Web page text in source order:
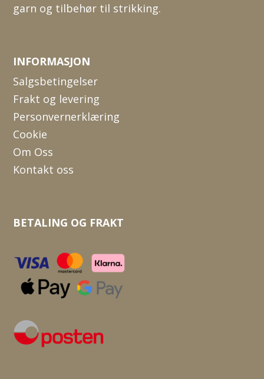
garn og tilbehør til strikking.
INFORMASJON
Salgsbetingelser
Frakt og levering
Personvernerklæring
Cookie
Om Oss
Kontakt oss
BETALING OG FRAKT